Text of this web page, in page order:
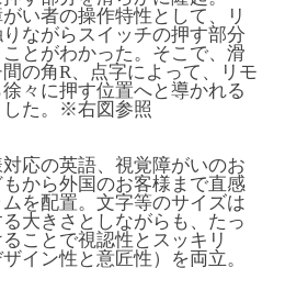
い者の操作特性として、リ
ながらスイッチの押す部分
とがわかった。そこで、滑
の角R、点字によって、リモ
々に押す位置へと導かれる
した。※右図参照
応の英語、視覚障がいのお
から外国のお客様まで直感
を配置。文字等のサイズは
大きさとしながらも、たっ
ことで視認性とスッキリ
イン性と意匠性）を両立。